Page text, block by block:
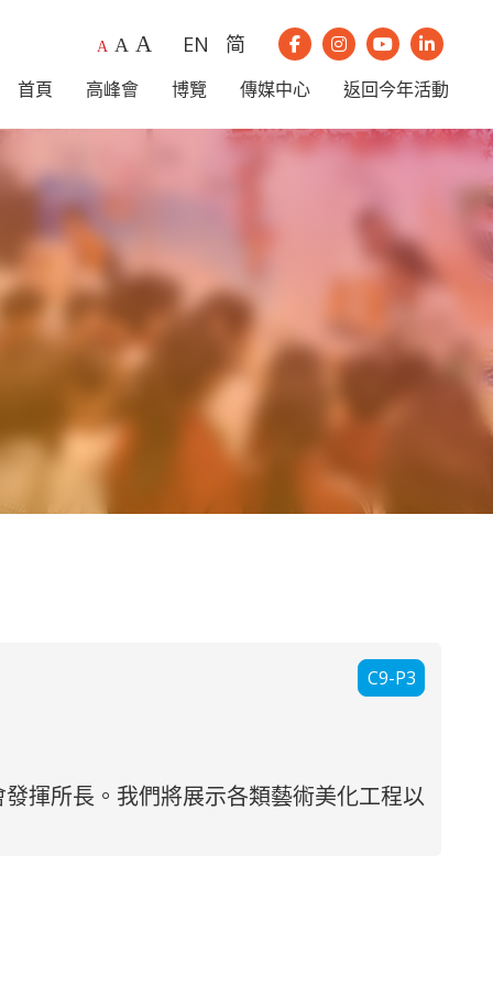
A A A EN 简 我們的Facebook
我們的Instagram
我們的我們的
首頁 高峰會 博覽 傳媒中心 返回今年活動
C9-P3
揮所長。我們將展示各類藝術美化工程以